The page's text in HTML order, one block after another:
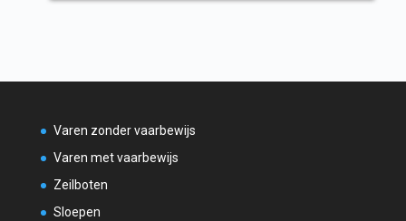
Varen zonder vaarbewijs
Varen met vaarbewijs
Zeilboten
Sloepen